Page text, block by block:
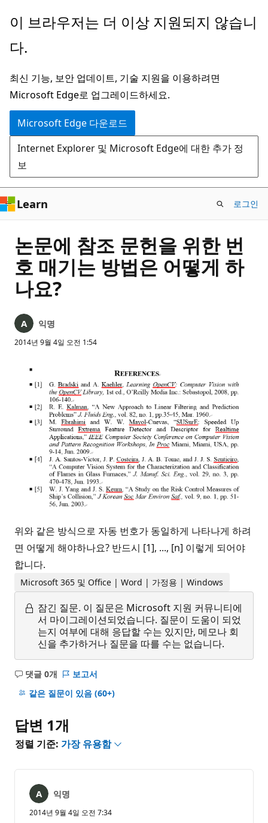
주
콘
츠
로
건
너
뛰
기
이 브라우저는 더 이상 지원되지 않습니
다.
최신 기능, 보안 업데이트, 기술 지원을 이용하려면
Microsoft Edge로 업그레이드하세요.
Microsoft Edge 다운로드
Internet Explorer 및 Microsoft Edge에 대한 추가 정
보
Learn 로그인
논문에 참조 문헌을 위한 번
호 매기는 방법은 어떻게 하
나요?
익명
2014년 9월 4일 오전 1:54
위와 같은 방식으로 자동 번호가 동일하게 나타나게 하려
면 어떻게 해야하나요? 반드시 [1], ..., [n] 이렇게 되어야
합니다.
Microsoft 365 및 Office | Word | 가정용 | Windows
잠긴 질문. 이 질문은 Microsoft 지원 커뮤니티에
서 마이그레이션되었습니다. 질문이 도움이 되었
는지 여부에 대해 응답할 수는 있지만, 메모나 회
신을 추가하거나 질문을 따를 수는 없습니다.
댓글 0개
설
명
음
보고서
같은 질문이 있음 (60+)
답변 1개
정렬 기준: 가장 유용함
익명
2014년 9월 4일 오전 7:34